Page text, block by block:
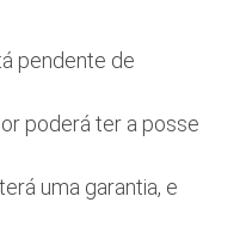
pendente de
poderá ter a posse
uma garantia, e